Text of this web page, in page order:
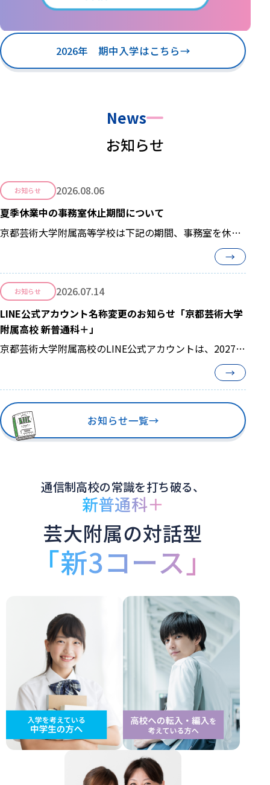
2026年 期中入学はこちら→
News
お知らせ
お知らせ
2026.08.06
夏季休業中の事務室休止期間について
京都芸術大学附属高等学校は下記の期間、事務室を休止
→
お知らせ
2026.07.14
LINE公式アカウント名称変更のお知らせ「京都芸術大学
附属高校 新普通科＋」
京都芸術大学附属高校のLINE公式アカウントは、2027年
→
お知らせ一覧→
通信制高校の常識を打ち破る、
新普通科＋
芸大附属の対話型
「新3コース」